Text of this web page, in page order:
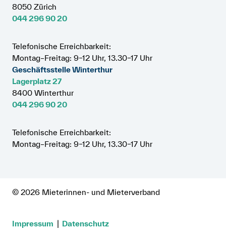
8050 Zürich
044 296 90 20
Telefonische Erreichbarkeit:
Montag–Freitag: 9–12 Uhr, 13.30–17 Uhr
Geschäftsstelle Winterthur
Lagerplatz 27
8400 Winterthur
044 296 90 20
Telefonische Erreichbarkeit:
Montag–Freitag: 9–12 Uhr, 13.30–17 Uhr
© 2026 Mieterinnen- und Mieterverband
Impressum Datenschutz